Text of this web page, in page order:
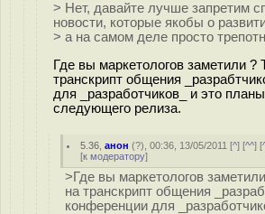
> Нет, давайте лучше запретим
новости, которые якобы о
> а на самом деле просто
Где вы маркетологов заметили ?
транскрипт общения
для _разработчиков_ и это планы
следующего релиза.
5.36 ,анон (?), 00:36, 13/05/2011 [^] [^^] [
[к модератору]
>Где вы маркетологов
на транскрипт общения
конференции для